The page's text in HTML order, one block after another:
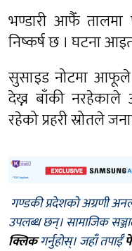
भण्डारी आफैँ तालमा
निष्कर्ष छ । घटना
सुसाइड नोटमा
देख्न बाँकी
रहेको प्रहरी स्रोतले
गण्डकी प्रदेशको अग्रणी
उपलब्ध छन्। सामाजिक
क्लिकगर्नुहोस्। जहाँ तपाईँ